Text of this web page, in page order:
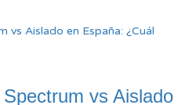
vs Aislado